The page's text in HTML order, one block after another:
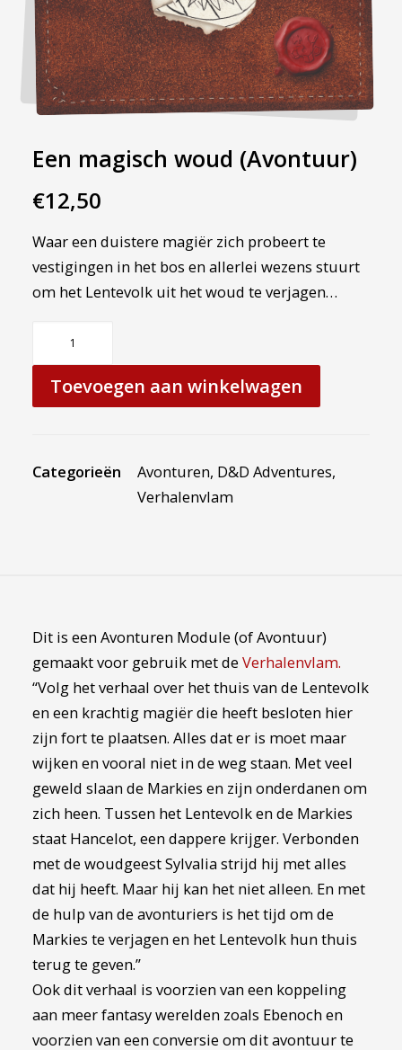
Een magisch woud (Avontuur)
€12,50
Waar een duistere magiër zich probeert te
vestigingen in het bos en allerlei wezens stuurt
om het Lentevolk uit het woud te verjagen…
woud
(Avontuur)
Toevoegen aan winkelwagen
Categorieën Avonturen, D&D Adventures,
Verhalenvlam
Dit is een Avonturen Module (of Avontuur)
gemaakt voor gebruik met de Verhalenvlam.
“Volg het verhaal over het thuis van de Lentevolk
en een krachtig magiër die heeft besloten hier
zijn fort te plaatsen. Alles dat er is moet maar
wijken en vooral niet in de weg staan. Met veel
geweld slaan de Markies en zijn onderdanen om
zich heen. Tussen het Lentevolk en de Markies
staat Hancelot, een dappere krijger. Verbonden
met de woudgeest Sylvalia strijd hij met alles
dat hij heeft. Maar hij kan het niet alleen. En met
de hulp van de avonturiers is het tijd om de
Markies te verjagen en het Lentevolk hun thuis
terug te geven.”
Ook dit verhaal is voorzien van een koppeling
aan meer fantasy werelden zoals Ebenoch en
voorzien van een conversie om dit avontuur te